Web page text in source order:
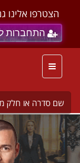
הצטרפו אלינו
התחברות